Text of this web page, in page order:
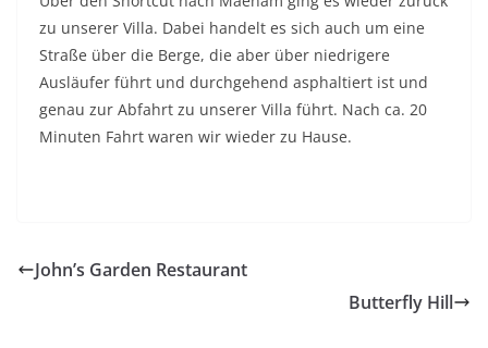
zu unserer Villa. Dabei handelt es sich auch um eine
Straße über die Berge, die aber über niedrigere
Ausläufer führt und durchgehend asphaltiert ist und
genau zur Abfahrt zu unserer Villa führt. Nach ca. 20
Minuten Fahrt waren wir wieder zu Hause.
John’s Garden Restaurant
Butterfly Hill